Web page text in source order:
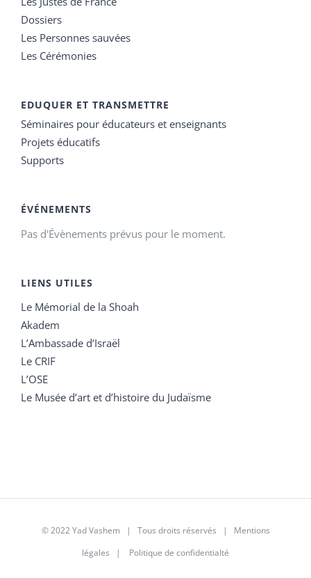
Dossiers
Les Personnes sauvées
Les Cérémonies
EDUQUER ET TRANSMETTRE
Séminaires pour éducateurs et enseignants
Projets éducatifs
Supports
ÉVÉNEMENTS
Pas d'Évènements prévus pour le moment.
LIENS UTILES
Le Mémorial de la Shoah
Akadem
L’Ambassade d’Israël
Le CRIF
L’OSE
Le Musée d’art et d’histoire du Judaïsme
© 2022 Yad Vashem | Tous droits réservés | Mentions
légales | Politique de confidentialté